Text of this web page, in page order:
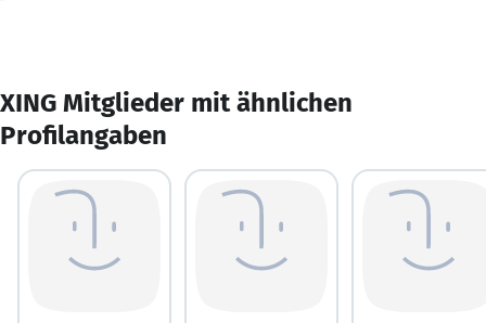
XING Mitglieder mit ähnlichen
Profilangaben